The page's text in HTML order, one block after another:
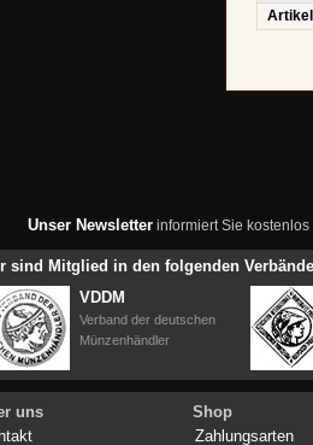
Unser Newsletterinformiert Sie kostenlos
sind Mitglied in den folgenden
VDDM
Verband der deutschen
Münzenhändler
uns
Shop
Zahlungsarten